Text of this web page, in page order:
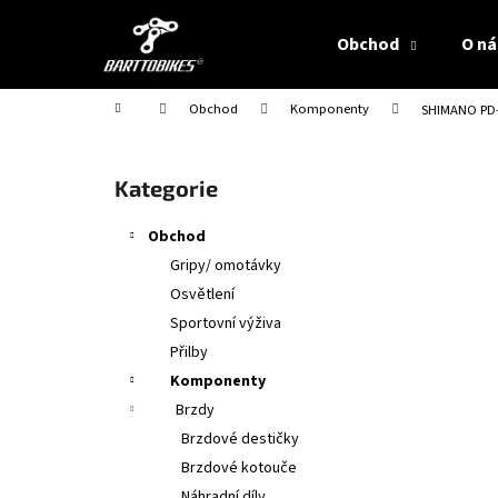
Obchod O
Domů Obchod Komponenty SHIMANO
Přeskočit
kategorie
Kategorie
Obchod
Gripy/ omotávky
Osvětlení
Sportovní výživa
Přilby
Komponenty
Brzdy
Brzdové destičky
Brzdové kotouče
í
Zpět
do
Zpět
do